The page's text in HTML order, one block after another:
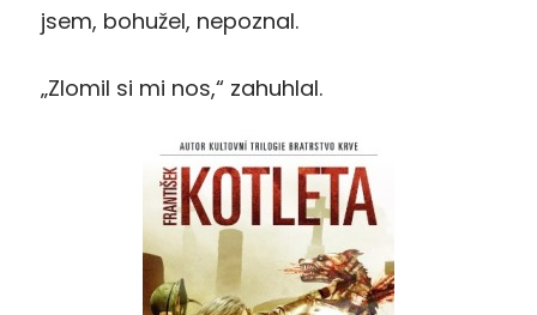
jsem, bohužel, nepoznal.
„Zlomil si mi nos,“ zahuhlal.